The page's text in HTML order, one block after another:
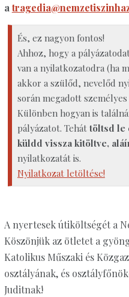
a
És, ez nagyon fontos!
Ahhoz, hogy a
van a nyilatkozatodra (ha
akkor a szülőd, nevelőd
során megadott
Különben hogyan is
pályázatot. Tehát töltsd le
küldd vissza kitöltve,
nyilatkozatát is.
Nyilatkozat letöltése!
A nyertesek útiköltségét a
Köszönjük az ötletet a
Katolikus Műszaki és
osztályának, és
Juditnak!